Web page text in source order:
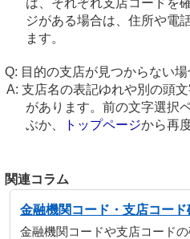
は、それぞれ支店コードを
ジがある場合は、住所や電
ます。
目的の支店が見つからない
支店名の表記ゆれや別の頭
があります。前の文字選択
ぶか、
トップページから再
関連コラム
金融機関コード・支店コー
金融機関コードや支店コード